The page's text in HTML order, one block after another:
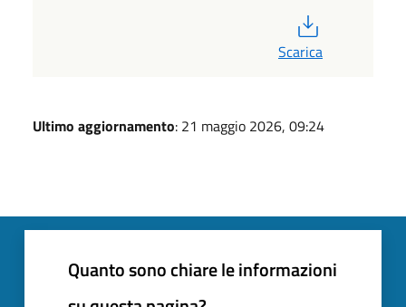
Scarica
Ultimo aggiornamento: 21 maggio 2026, 09:24
Quanto sono chiare le informazioni